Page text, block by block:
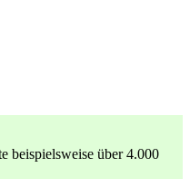
beispielsweise über 4.000